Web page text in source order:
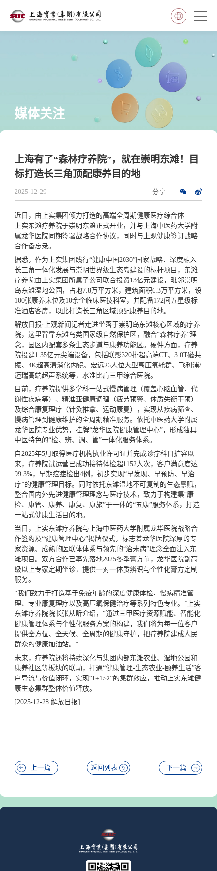
媒体关注
上海有了“森林疗养院”，就在崇明东滩！目
标打造长三角顶配康养目的地
2025-12-29 分享
近日，由上实集团倾力打造的高端全周期健康医疗综合体——
上实东滩疗养院于崇明东滩正式开业，并与上海中医药大学附
属龙华医院同期签署战略合作协议，同时与上观健康签订战略
合作备忘录。
据悉，作为上实集团践行“健康中国2030”国家战略、深度融入
长三角一体化发展与崇明世界级生态岛建设的标杆项目，东滩
疗养院由上实集团所属子公司联合投资13亿元建设，毗邻崇明
岛东滩湿地公园，占地7.8万平方米，建筑面积6.3万平方米，设
100张康养床位及10余个临床医技科室，并配备172间五星级标
准酒店客房，以此打造长三角区域顶配康养目的地。
解放日报·上观新闻记者走进坐落于崇明岛东滩核心区域的疗养
院，这里背靠东滩鸟类 国家级 自然保护区，融合“森林疗养”理
念，园区内配套多条生态步道与康养功能区。硬件方面，疗养
院投建1.35亿元尖端设备，包括联影320排超高端CT、3.0T磁共
振、4K超高清消化内镜、宏远26人位大型高压氧舱群、飞利浦/
迈瑞高端超声系统等，水准比肩三甲综合医院。
目前，疗养院提供多学科一站式慢病管理（覆盖心脑血管、代
谢性疾病等）、精准亚健康调理（疲劳预警、体质失衡干预）
及综合康复理疗（针灸推拿、运动康复），实现从疾病筛查、
慢病管理到健康维护的全周期精准服务。依托中医药大学附属
龙华医院专业优势，挂牌“龙华医院健康管理中心”，形成独具
中医特色的“检、辨、调、管”一体化服务体系。
自2025年5月取得医疗机构执业许可证并完成诊疗科目扩容以
来，疗养院试运营已成功接待体检超1152人次，客户满意度达
99.3%，早期癌症检出4例，初步实现“早发现、早预防、早治
疗”的健康管理目标。同时依托东滩湿地不可复制的生态禀赋，
整合国内外先进健康管理理念与医疗技术，致力于构建集“康
检、康管、康养、康复、康旅”于一体的“五康”服务体系，打造
一站式健康生活目的地。
当日，上实东滩疗养院与上海中医药大学附属龙华医院战略合
作签约及“健康管理中心”揭牌仪式，标志着龙华医院深厚的专
家资源、成熟的医联体体系与领先的“治未病”理念全面注入东
滩项目。双方合作已率先落地2025冬季膏方节，龙华医院副高
级以上专家定期坐诊，提供一对一体质辨识与个性化膏方定制
服务。
“我们致力于打造基于免疫年龄的深度健康体检、慢病精准管
理、专业康复理疗以及高压氧保健治疗等系列特色专业。”上实
东滩疗养院院长张从昕介绍，“通过三甲医疗资源赋能、智能化
健康管理体系与个性化服务方案的构建，我们将为每一位客户
提供全方位、全天候、全周期的健康守护，把疗养院建成人民
群众的健康加油站。”
未来，疗养院还将持续深化与集团内部东滩农业、湿地公园和
康养社区等板块的联动，打通“健康管理-生态农业-颐养生活”客
户导流与价值闭环，实现“1+1>2”的集群效应，推动上实东滩健
康生态集群整体价值释放。
[2025-12-28 解放日报]
上一篇 返回列表 下一篇